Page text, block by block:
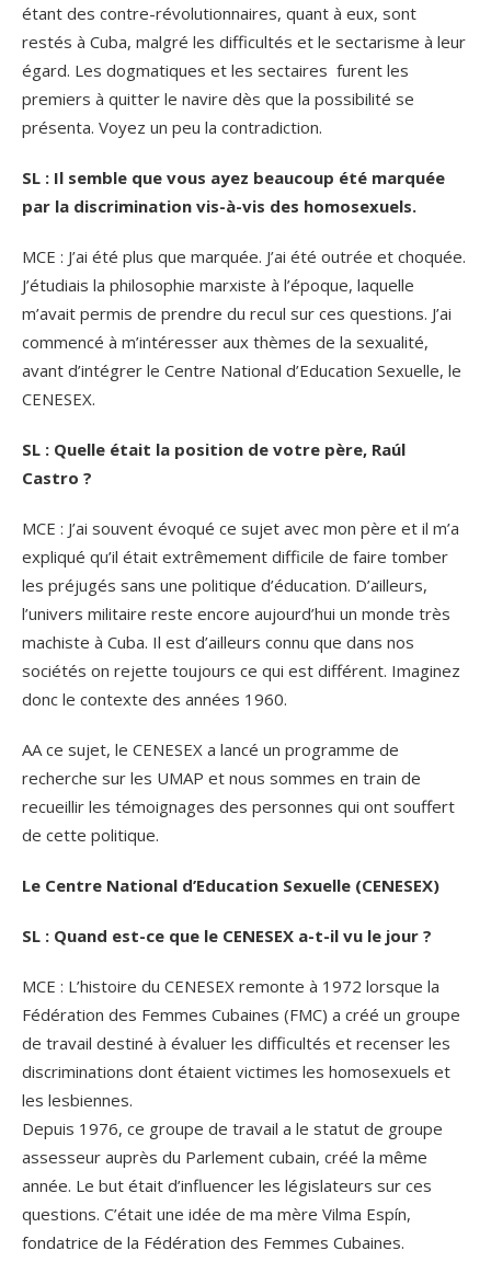
étant des contre-révolutionnaires, quant à eux, sont
restés à Cuba, malgré les difficultés et le sectarisme à leur
égard. Les dogmatiques et les sectaires furent les
premiers à quitter le navire dès que la possibilité se
présenta. Voyez un peu la contradiction.
SL : Il semble que vous ayez beaucoup été marquée
par la discrimination vis-à-vis des homosexuels.
MCE : J’ai été plus que marquée. J’ai été outrée et choquée.
J’étudiais la philosophie marxiste à l’époque, laquelle
m’avait permis de prendre du recul sur ces questions. J’ai
commencé à m’intéresser aux thèmes de la sexualité,
avant d’intégrer le Centre National d’Education Sexuelle, le
CENESEX.
SL : Quelle était la position de votre père, Raúl
Castro ?
MCE : J’ai souvent évoqué ce sujet avec mon père et il m’a
expliqué qu’il était extrêmement difficile de faire tomber
les préjugés sans une politique d’éducation. D’ailleurs,
l’univers militaire reste encore aujourd’hui un monde très
machiste à Cuba. Il est d’ailleurs connu que dans nos
sociétés on rejette toujours ce qui est différent. Imaginez
donc le contexte des années 1960.
AA ce sujet, le CENESEX a lancé un programme de
recherche sur les UMAP et nous sommes en train de
recueillir les témoignages des personnes qui ont souffert
de cette politique.
Le Centre National d’Education Sexuelle (CENESEX)
SL : Quand est-ce que le CENESEX a-t-il vu le jour ?
MCE : L’histoire du CENESEX remonte à 1972 lorsque la
Fédération des Femmes Cubaines (FMC) a créé un groupe
de travail destiné à évaluer les difficultés et recenser les
discriminations dont étaient victimes les homosexuels et
les lesbiennes.
Depuis 1976, ce groupe de travail a le statut de groupe
assesseur auprès du Parlement cubain, créé la même
année. Le but était d’influencer les législateurs sur ces
questions. C’était une idée de ma mère Vilma Espín,
fondatrice de la Fédération des Femmes Cubaines.